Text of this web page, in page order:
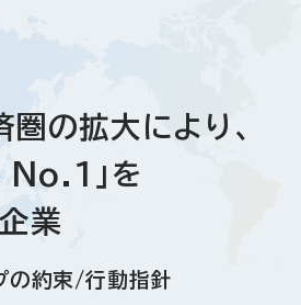
の約束/行動指針
圏の拡大により、
No.1」を
業